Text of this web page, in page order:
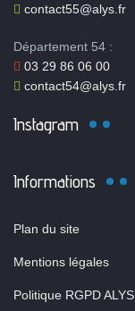
contact55@alys.fr
Département 54 :
03 29 86 06 00
contact54@alys.fr
Instagram
Informations
Plan du site
Mentions légales
Politique RGPD ALYS